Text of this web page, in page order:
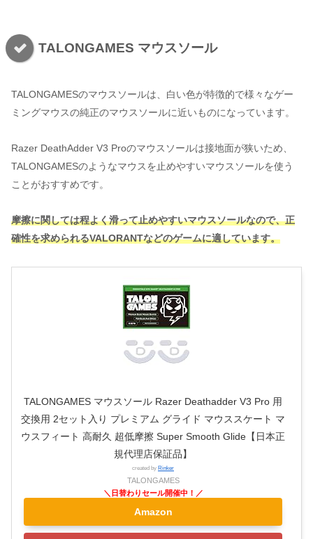
TALONGAMES マウスソール
TALONGAMESのマウスソールは、白い色が特徴的で様々なゲー
ミングマウスの純正のマウスソールに近いものになっています。
Razer DeathAdder V3 Proのマウスソールは接地面が狭いため、
TALONGAMESのようなマウスを止めやすいマウスソールを使う
ことがおすすめです。
摩擦に関しては程よく滑って止めやすいマウスソールなので、正
確性を求められるVALORANTなどのゲームに適しています。
TALONGAMES マウスソール Razer Deathadder V3 Pro 用
交換用 2セット入り プレミアム グライド マウススケート マ
ウスフィート 高耐久 超低摩擦 Super Smooth Glide【日本正
規代理店保証品】
created by Rinker
TALONGAMES
Amazon